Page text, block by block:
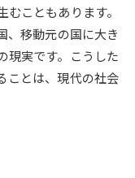
ローバルに強い大学特
こともあります。
、移動元の国に大き
現実です。こうした
ことは、現代の社会